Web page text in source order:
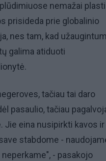
nemažai
prisideda prie globalinio
nes tam, kad
galima atiduoti
tačiau tai daro
pasaulio, tačiau
Jie eina nusipirkti kavos
stabdome -
- pasakojo